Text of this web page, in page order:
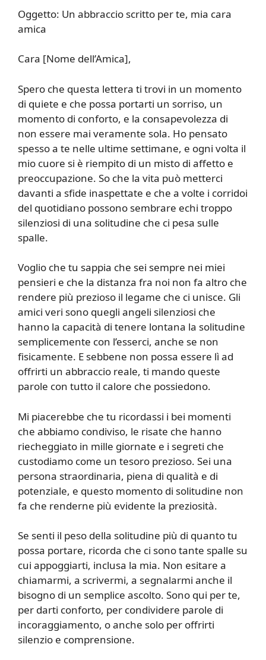
Oggetto: Un abbraccio scritto per te, mia cara
amica
Cara [Nome dell’Amica],
Spero che questa lettera ti trovi in un momento
di quiete e che possa portarti un sorriso, un
momento di conforto, e la consapevolezza di
non essere mai veramente sola. Ho pensato
spesso a te nelle ultime settimane, e ogni volta il
mio cuore si è riempito di un misto di affetto e
preoccupazione. So che la vita può metterci
davanti a sfide inaspettate e che a volte i corridoi
del quotidiano possono sembrare echi troppo
silenziosi di una solitudine che ci pesa sulle
spalle.
Voglio che tu sappia che sei sempre nei miei
pensieri e che la distanza fra noi non fa altro che
rendere più prezioso il legame che ci unisce. Gli
amici veri sono quegli angeli silenziosi che
hanno la capacità di tenere lontana la solitudine
semplicemente con l’esserci, anche se non
fisicamente. E sebbene non possa essere lì ad
offrirti un abbraccio reale, ti mando queste
parole con tutto il calore che possiedono.
Mi piacerebbe che tu ricordassi i bei momenti
che abbiamo condiviso, le risate che hanno
riecheggiato in mille giornate e i segreti che
custodiamo come un tesoro prezioso. Sei una
persona straordinaria, piena di qualità e di
potenziale, e questo momento di solitudine non
fa che renderne più evidente la preziosità.
Se senti il peso della solitudine più di quanto tu
possa portare, ricorda che ci sono tante spalle su
cui appoggiarti, inclusa la mia. Non esitare a
chiamarmi, a scrivermi, a segnalarmi anche il
bisogno di un semplice ascolto. Sono qui per te,
per darti conforto, per condividere parole di
incoraggiamento, o anche solo per offrirti
silenzio e comprensione.